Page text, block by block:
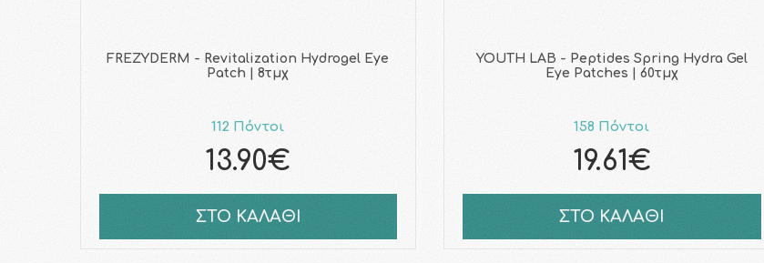
FREZYDERM - Revitalization Hydrogel Eye
Patch | 8τμχ
112 Πόντοι
13.90€
ΣΤΟ ΚΑΛΑΘΙ
YOUTH LAB - Peptides Spring Hydra Gel
Eye Patches | 60τμχ
158 Πόντοι
19.61€
ΣΤΟ ΚΑΛΑΘΙ